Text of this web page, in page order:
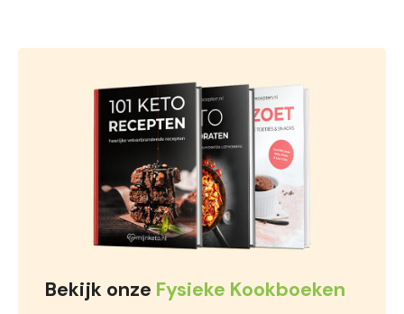
Bekijk onze Fysieke Kookboeken